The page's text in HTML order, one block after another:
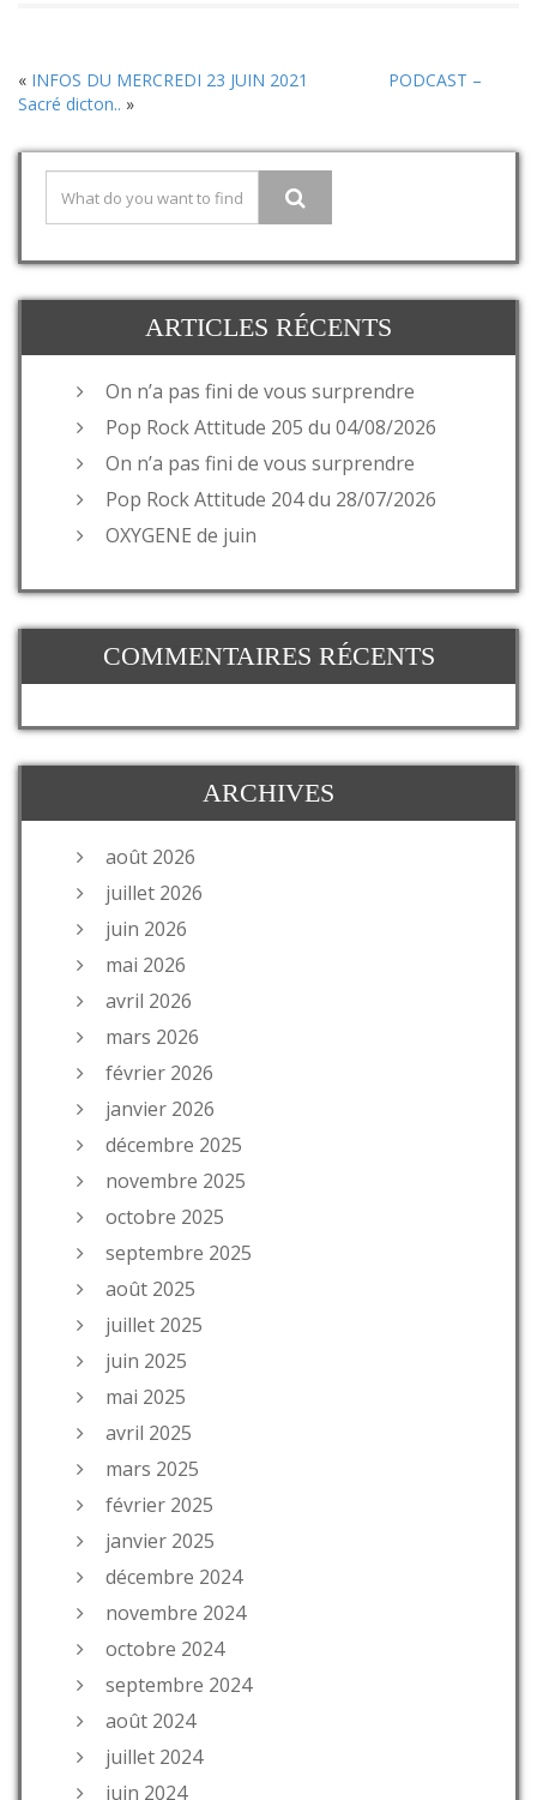
« INFOS DU MERCREDI 23 JUIN 2021
PODCAST –
Sacré dicton.. »
ARTICLES RÉCENTS
On n’a pas fini de vous surprendre
Pop Rock Attitude 205 du 04/08/2026
On n’a pas fini de vous surprendre
Pop Rock Attitude 204 du 28/07/2026
OXYGENE de juin
COMMENTAIRES RÉCENTS
ARCHIVES
août 2026
juillet 2026
juin 2026
mai 2026
avril 2026
mars 2026
février 2026
janvier 2026
décembre 2025
novembre 2025
octobre 2025
septembre 2025
août 2025
juillet 2025
juin 2025
mai 2025
avril 2025
mars 2025
février 2025
janvier 2025
décembre 2024
novembre 2024
octobre 2024
septembre 2024
août 2024
juillet 2024
juin 2024